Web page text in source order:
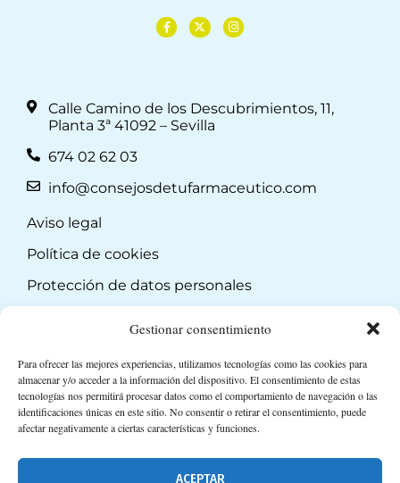
Gestionar consentimiento
Para ofrecer las mejores experiencias, utilizamos tecnologías como las cookies para
almacenar y/o acceder a la información del dispositivo. El consentimiento de estas
tecnologías nos permitirá procesar datos como el comportamiento de navegación o las
identificaciones únicas en este sitio. No consentir o retirar el consentimiento, puede
afectar negativamente a ciertas características y funciones.
ACEPTAR
Calle Camino de los Descubrimientos, 11,
Planta 3ª 41092 – Sevilla
674 02 62 03
info@consejosdetufarmaceutico.com
Aviso legal
Política de cookies
Protección de datos personales